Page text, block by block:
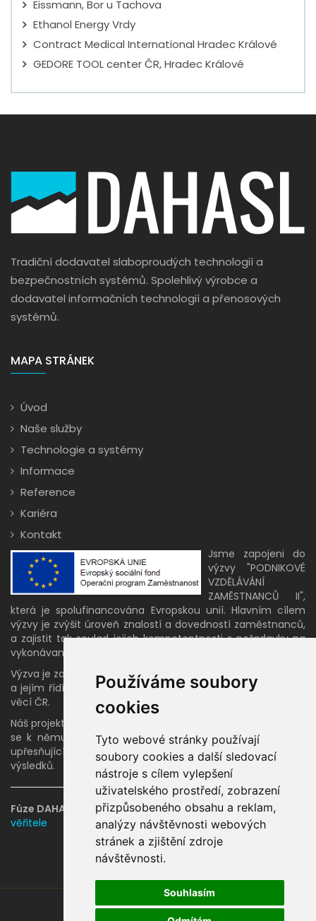
Používáme soubory
cookies
Tyto webové stránky používají
soubory cookies a další sledovací
nástroje s cílem vylepšení
uživatelského prostředí, zobrazení
přizpůsobeného obsahu a reklam,
analýzy návštěvnosti webových
stránek a zjištění zdroje
návštěvnosti.
Souhlasím
Eissmann, Bor u Tachova
Ethanol Energy Vrdy
Contract Medical International Hradec Králové
GEDORE TOOL center ČR, Hradec Králové
Tradiční dodavatel slaboproudých technologií a
bezpečnostních systémů. Spolehlivý výrobce a
dodavatel informačních technologií a přenosových
systémů.
MAPA STRÁNEK
Úvod
Naše služby
Technologie a systémy
Informace
Reference
Kariéra
Kontakt
Jsme zapojeni do
výzvy "PODNIKOVÉ
VZDĚLÁVÁNÍ
ZAMĚSTNANCŮ II",
která je spolufinancována Evropskou unií. Hlavním cílem
výzvy je zvýšit úroveň znalostí a dovedností zaměstnanců,
a zajistit tak soulad jejich kompetentnosti s požadavky na
vykonávané pracovní činnosti.
Výzva je zahrnuta v programu OP Zaměstnanost 2014-2020
a jejím řídícím orgánem je Ministerstvo práce a sociálních
věcí ČR.
Náš projekt bude finalizován v roce 2021 a po jeho ukončení
se k němu na svých stránkách vrátíme s doplňujícími a
upřesňujícími informacemi ohledně výstupů a dosažených
výsledků.
Fúze DAHASL a Praskačka 75: Projekt fúze|Upozornění pro
věřitele